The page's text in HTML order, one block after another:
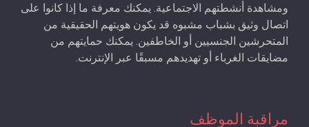
ومشاهدة أنشطتهم الاجتماعية. يمكنك معرفة ما إذا كانوا على
اتصال وثيق بشباب مشبوه قد يكون هويتهم الحقيقية من
المتحرشين الجنسيين أو الخاطفين. يمكنك حمايتهم من
مضايقات الغرباء أو تهديدهم مسبقًا عبر الإنترنت.
مراقبة الموظف